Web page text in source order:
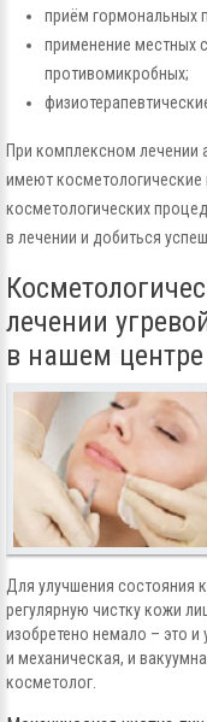
приём гормональных
применение местных
противомикробных;
При комплексном лечении
имеют
косметологических
в лечении и добиться
лечении
в нашем центре
Для улучшения состояния
регулярную чистку кожи
изобретено немало – это и
и механическая, и
косметолог.